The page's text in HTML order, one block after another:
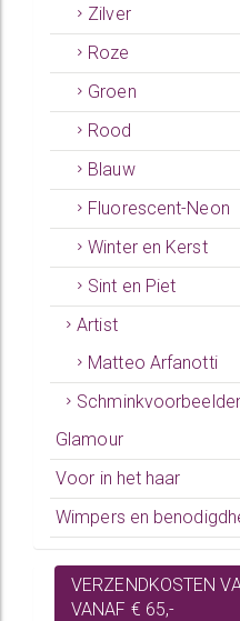
Zilver
Roze
Groen
Rood
Blauw
Fluorescent-Neon
Winter en Kerst
Sint en Piet
Artist
Matteo Arfanotti
Glamour
Voor in het haar
Wimpers en
VERZENDKOSTEN
VANAF € 65,-